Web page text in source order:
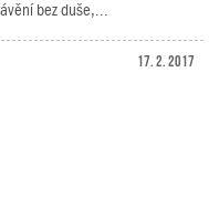
bez duše,...
17. 2. 2017